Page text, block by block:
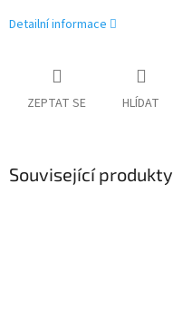
Detailní informace
ZEPTAT SE HLÍDAT
Související produkty